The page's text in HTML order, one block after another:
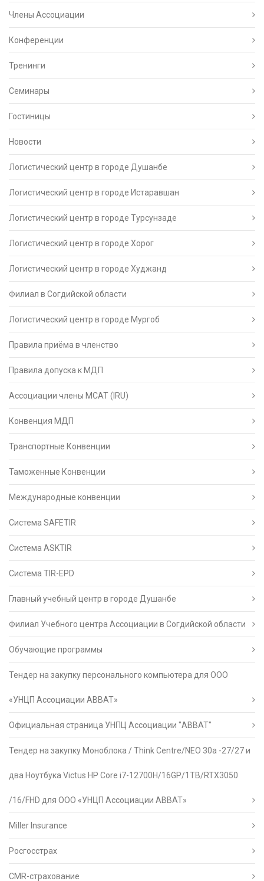
Члены Ассоциации
Конференции
Тренинги
Семинары
Гостиницы
Новости
Логистический центр в городе Душанбе
Логистический центр в городе Истаравшан
Логистический центр в городе Турсунзаде
Логистический центр в городе Хорог
Логистический центр в городе Худжанд
Филиал в Согдийской области
Логистический центр в городе Мургоб
Правила приёма в членство
Правила допуска к МДП
Ассоциации члены МСАТ (IRU)
Конвенция МДП
Транспортные Конвенции
Таможенные Конвенции
Международные конвенции
Система SAFETIR
Система ASKTIR
Система TIR-EPD
Главный учебный центр в городе Душанбе
Филиал Учебного центра Ассоциации в Согдийской области
Обучающие программы
Тендер на закупку персонального компьютера для ООО
«УНЦП Ассоциации АВВАТ»
Официальная страница УНПЦ Ассоциации "АВВАТ"
Тендер на закупку Моноблока / Think Centre/NEO 30a -27/27 и
два Ноутбука Victus HP Core i7-12700H/16GP/1TB/RTX3050
/16/FHD для ООО «УНЦП Ассоциации АВВАТ»
Miller Insurance
Росгосстрах
CMR-страхование